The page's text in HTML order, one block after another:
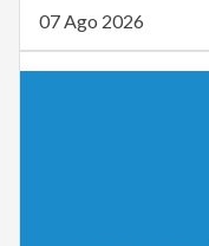
07 Ago 2026